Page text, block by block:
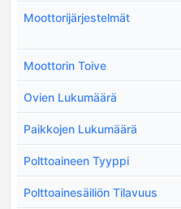
Moottorijärjestelmät
Moottorin Toive
Ovien Lukumäärä
Paikkojen Lukumäärä
Polttoaineen Tyyppi
Polttoainesäiliön Tilavuus